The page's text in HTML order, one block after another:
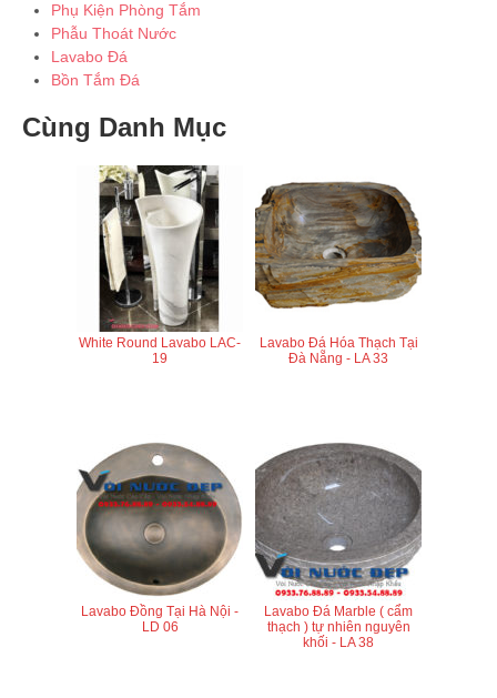
Phụ Kiện Phòng Tắm
Phẫu Thoát Nước
Lavabo Đá
Bồn Tắm Đá
Cùng Danh Mục
White Round Lavabo LAC-
19
Lavabo Đá Hóa Thạch Tại
Đà Nẵng - LA 33
Lavabo Đồng Tại Hà Nội -
LD 06
Lavabo Đá Marble ( cẩm
thạch ) tự nhiên nguyên
khối - LA 38